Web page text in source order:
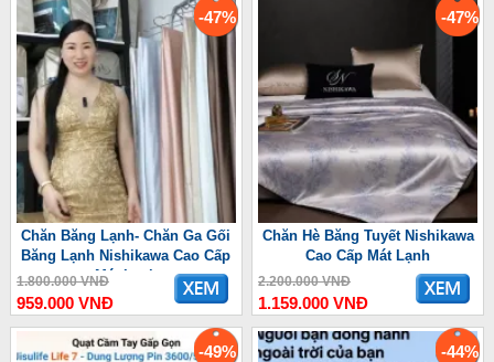
-47%
Chăn Băng Lạnh- Chăn Ga Gối
Băng Lạnh Nishikawa Cao Cấp
Mát Lạnh
1.800.000 VNĐ
959.000 VNĐ
-47%
Chăn Hè Băng Tuyết Nishikawa
Cao Cấp Mát Lạnh
2.200.000 VNĐ
1.159.000 VNĐ
-49% -44%